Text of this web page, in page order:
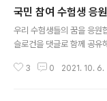
국민 참여 수험생 응
우리 수험생들의 꿈을 응원
슬로건을 댓글로 함께 공유
5분께 상품을 드립니다! 많
3 0 2021. 10. 6.